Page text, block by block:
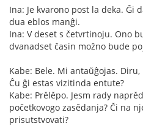
Ina: Je kvarono post la deka. Ĝi
dua eblos manĝi.
Ina: V deset s četvrtinoju. Ono
dvanadset časin možno bude
Kabe: Bele. Mi antaŭĝojas.
Ĉu ĝi estas vizitinda entute?
Kabe: Prělěpo. Jesm rady
početkovogo zasědanja? Či na
prisutstvovati?